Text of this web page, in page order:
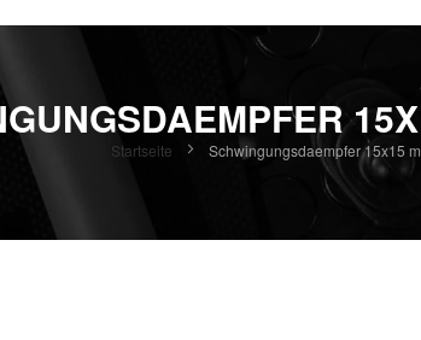
Startseite Schwingungsdaempfer 15x15